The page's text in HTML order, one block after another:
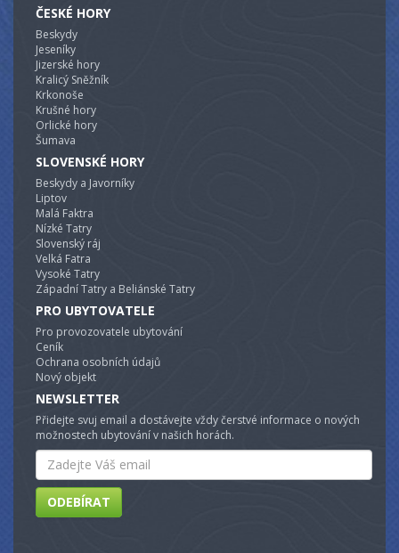
ČESKÉ HORY
Beskydy
Jeseníky
Jizerské hory
Kralicý Sněžník
Krkonoše
Krušné hory
Orlické hory
Šumava
SLOVENSKÉ HORY
Beskydy a Javorníky
Liptov
Malá Faktra
Nízké Tatry
Slovenský ráj
Velká Fatra
Vysoké Tatry
Západní Tatry a Beliánské Tatry
PRO UBYTOVATELE
Pro provozovatele ubytování
Ceník
Ochrana osobních údajů
Nový objekt
NEWSLETTER
Přidejte svuj email a dostávejte vždy čerstvé informace o nových
možnostech ubytování v našich horách.
Email
ODEBÍRAT